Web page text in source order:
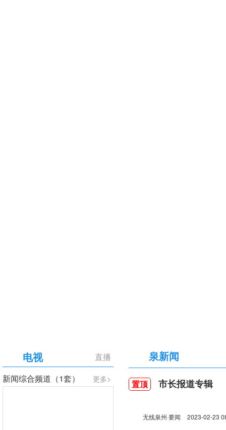
直播
电视
更多>
新闻综合频道（1套）
泉新闻
置顶 市长报道专辑
无线泉州·要闻 2023-02-23